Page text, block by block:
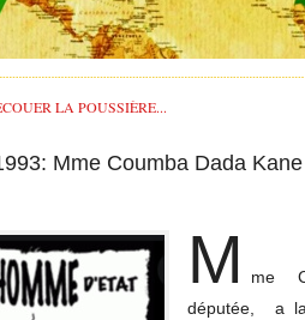
LA POUSSIÈRE...
Mme Coumba Dada
M
me
députée, a